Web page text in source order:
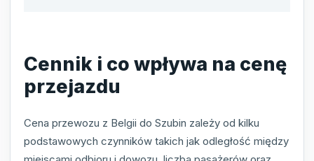
Cennik i co wpływa na cenę
przejazdu
Cena przewozu z Belgii do Szubin zależy od kilku
podstawowych czynników takich jak odległość między